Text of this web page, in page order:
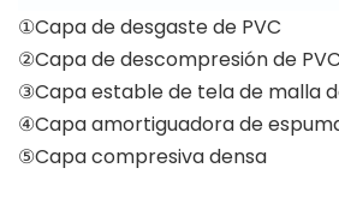
①Capa de desgaste de PVC
②Capa de descompresión de PVC
③Capa estable de tela de malla
④Capa amortiguadora de
⑤Capa compresiva densa